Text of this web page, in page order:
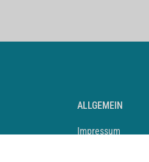
ALLGEMEIN
Impressum